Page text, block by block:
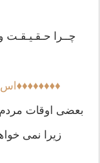
چــرا حـقـیـقـت و
بعضی اوقات
زیرا نمی